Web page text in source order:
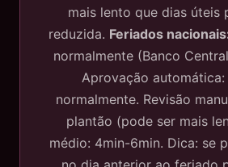
mais lento que dias úteis
reduzida. Feriados
normalmente (Banco
Aprovação automática:
normalmente. Revisão
plantão (pode ser mais
médio: 4min-6min. Dica: se